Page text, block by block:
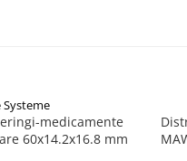
Systeme
medicamente
60x14.2x16.8 mm